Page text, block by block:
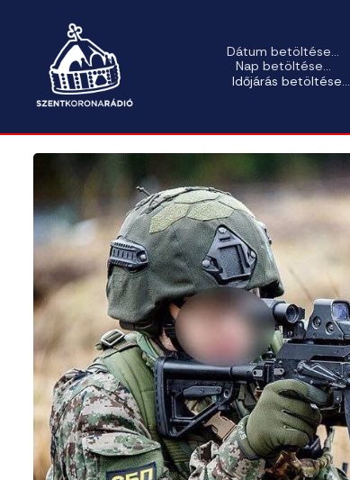
Dátum betöltése...
Nap betöltése...
Időjárás betöltése...